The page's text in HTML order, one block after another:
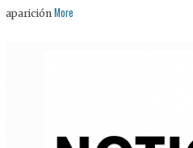
aparición More